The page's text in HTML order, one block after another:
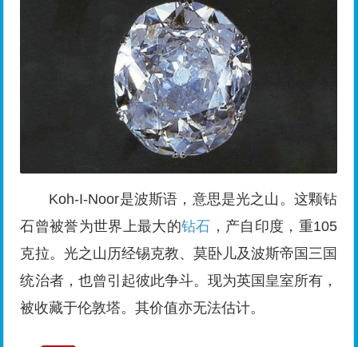
Koh-I-Noor是波斯语，意思是光之山。这颗钻
石曾被誉为世界上最大的钻石 ，产自印度，重105
克拉。光之山历经锡克教、莫卧儿及波斯帝国三国
统治者，也曾引起彼此争斗。现为英国皇室所有，
被收藏于伦敦塔。其价值亦无法估计。